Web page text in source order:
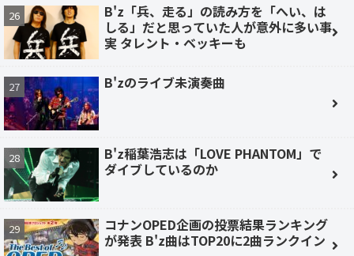
B'z「兵、走る」の読み方を「へい、は
しる」だと思っていた人が意外に多い事
実 タレント・ベッキーも
B'zのライブ未演奏曲
B'z稲葉浩志は「LOVE PHANTOM」で
ダイブしているのか
コナンOPED企画の投票結果ランキング
が発表 B'z曲はTOP20に2曲ランクイン